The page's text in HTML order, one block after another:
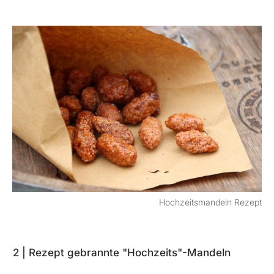
Hochzeitsmandeln Rezept
2 | Rezept gebrannte "Hochzeits"-Mandeln